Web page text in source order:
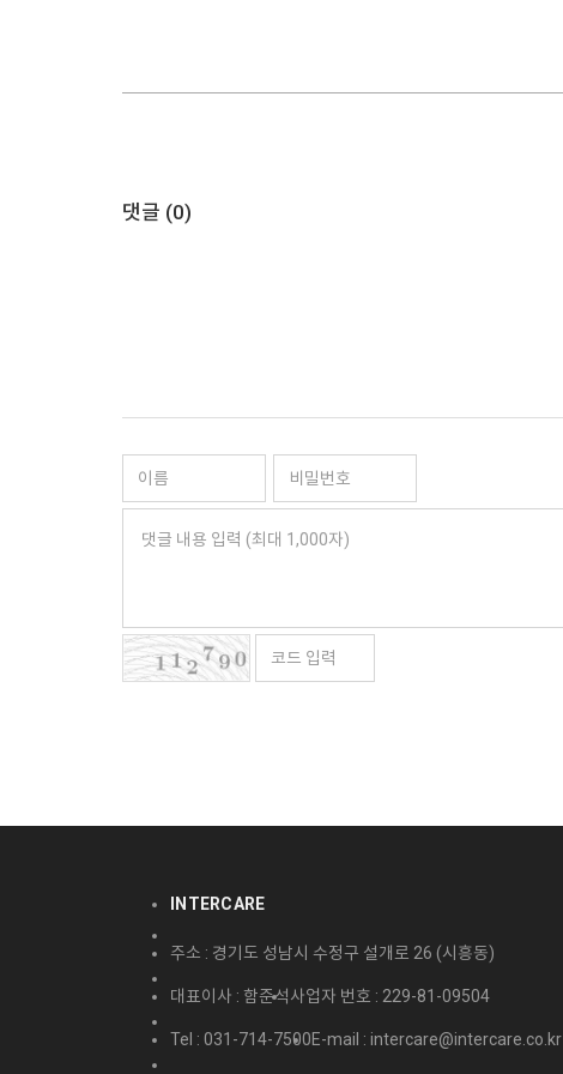
댓글 (0)
INTERCARE
주소 : 경기도 성남시 수정구 설개로 26 (시흥동)
대표이사 : 함준석사업자 번호 : 229-81-09504
Tel : 031-714-7500E-mail : intercare@intercare.co.kr